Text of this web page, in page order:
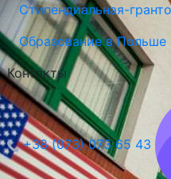
Стипендиальная-
Образование в Польше
Контакты
+38 (073) 073 65 43